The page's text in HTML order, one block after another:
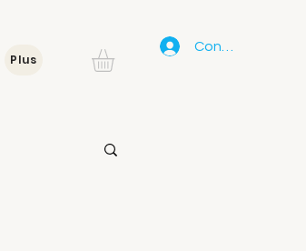
Plus
Connexion